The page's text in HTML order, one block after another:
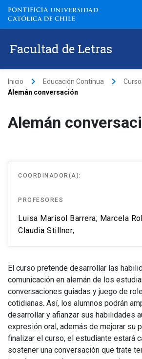
Facultad de Letras
Inicio keyboard_arrow_right Educación Continua keyboard_arrow_right
Alemán conversación
Alemán
El curso pretende desarrollar las
comunicación en alemán de los
conversaciones guiadas y juego de
cotidianas. Así, los alumnos podrán
desarrollar y afianzar sus habilidades
expresión oral, además de mejorar su
finalizar el curso, el estudiante estará
sostener una conversación que trate
COORDINADOR(A):
PROFESORES
Luisa Marisol Barrera; Marcela
Claudia Stillner;